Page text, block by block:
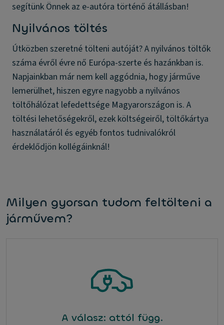
segítünk Önnek az e-autóra történő átállásban!
Nyilvános töltés
Útközben szeretné tölteni autóját? A nyilvános töltők
száma évről évre nő Európa-szerte és hazánkban is.
Napjainkban már nem kell aggódnia, hogy járműve
lemerülhet, hiszen egyre nagyobb a nyilvános
töltőhálózat lefedettsége Magyarországon is. A
töltési lehetőségekről, ezek költségeiről, töltőkártya
használatáról és egyéb fontos tudnivalókról
érdeklődjön kollégáinknál!
Milyen gyorsan tudom feltölteni a
járművem?
A válasz: attól függ.